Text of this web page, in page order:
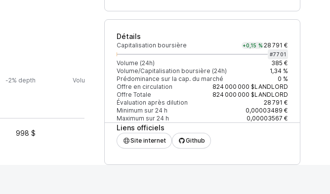
Détails
Capitalisation boursière +0,15 % 28 791 €
#7701
Volume (24h)
385 €
Volume/Capitalisation boursière (24h)
1,34 %
Prédominance sur la cap. du marché
0 %
Offre en circulation
824 000 000 $LANDLORD
Offre Totale
824 000 000 $LANDLORD
Évaluation après dilution
28 791 €
Minimum sur 24 h
0,00003489 €
Maximum sur 24 h
0,00003567 €
Liens officiels
Site internet Github
-2% depth Volume (24h) % du volume Confiance Mis à jour
998 $ 100 % ÉLEVÉE